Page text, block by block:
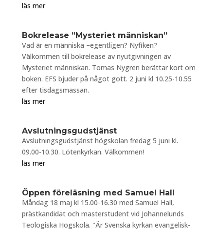
läs mer
Bokrelease ”Mysteriet människan”
Vad är en människa –egentligen? Nyfiken?
Välkommen till bokrelease av nyutgivningen av
Mysteriet människan. Tomas Nygren berättar kort om
boken. EFS bjuder på något gott. 2 juni kl 10.25-10.55
efter tisdagsmässan.
läs mer
Avslutningsgudstjänst
Avslutningsgudstjänst högskolan fredag 5 juni kl.
09.00-10.30. Lötenkyrkan. Välkommen!
läs mer
Öppen föreläsning med Samuel Hall
Måndag 18 maj kl 15.00-16.30 med Samuel Hall,
prästkandidat och masterstudent vid Johannelunds
Teologiska Högskola. "Är Svenska kyrkan evangelisk-